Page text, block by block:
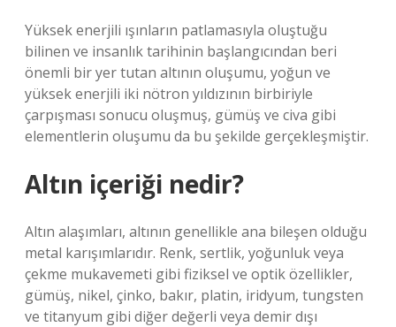
Yüksek enerjili ışınların patlamasıyla oluştuğu
bilinen ve insanlık tarihinin başlangıcından beri
önemli bir yer tutan altının oluşumu, yoğun ve
yüksek enerjili iki nötron yıldızının birbiriyle
çarpışması sonucu oluşmuş, gümüş ve civa gibi
elementlerin oluşumu da bu şekilde gerçekleşmiştir.
Altın içeriği nedir?
Altın alaşımları, altının genellikle ana bileşen olduğu
metal karışımlarıdır. Renk, sertlik, yoğunluk veya
çekme mukavemeti gibi fiziksel ve optik özellikler,
gümüş, nikel, çinko, bakır, platin, iridyum, tungsten
ve titanyum gibi diğer değerli veya demir dışı